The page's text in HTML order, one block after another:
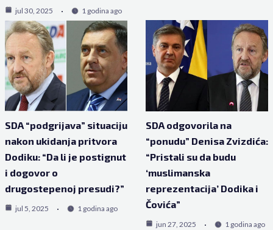
jul 30, 2025 1 godina ago
SDA “podgrijava” situaciju
nakon ukidanja pritvora
Dodiku: “Da li je postignut
i dogovor o
drugostepenoj presudi?”
jul 5, 2025 1 godina ago
SDA odgovorila na
“ponudu” Denisa Zvizdića:
“Pristali su da budu
‘muslimanska
reprezentacija’ Dodika i
Čovića”
jun 27, 2025 1 godina ago